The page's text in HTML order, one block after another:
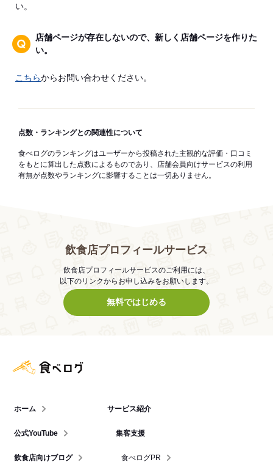
い。
店舗ページが存在しないので、新しく店舗ページを作りた
い。
こちらからお問い合わせください。
点数・ランキングとの関連性について
食べログのランキングはユーザーから投稿された主観的な評価・口コミ
をもとに算出した点数によるものであり、店舗会員向けサービスの利用
有無が点数やランキングに影響することは一切ありません。
飲食店プロフィールサービス
飲食店プロフィールサービスのご利用には、
以下のリンクからお申し込みをお願いします。
無料ではじめる
ホーム
公式YouTube
飲食店向けブログ
サービス紹介
集客支援
食べログPR